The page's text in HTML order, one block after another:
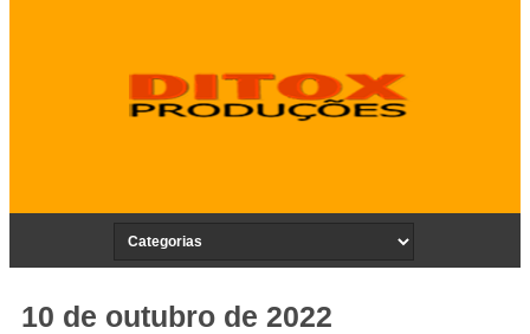
10 de outubro de 2022